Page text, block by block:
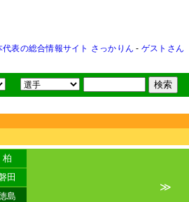
表の総合情報サイト さっかりん - ゲストさん
柏
田
島
≫